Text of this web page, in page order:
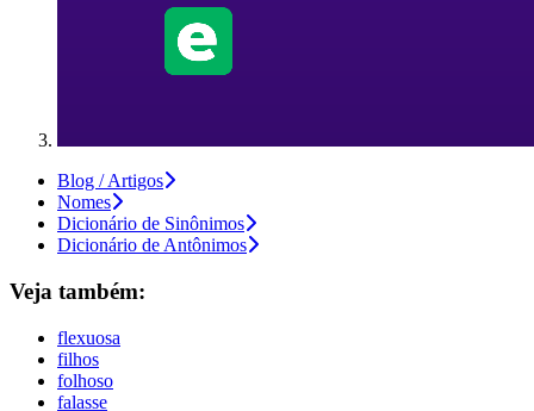
Blog / Artigos
Nomes
Dicionário de Sinônimos
Dicionário de Antônimos
Veja também:
flexuosa
filhos
folhoso
falasse